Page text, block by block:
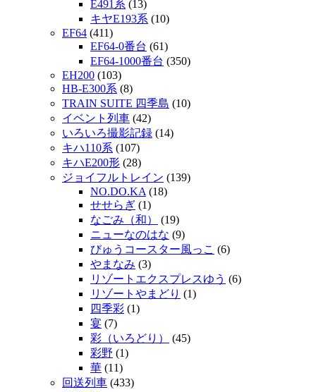
E491系 (13)
キヤE193系 (10)
EF64 (411)
EF64-0番台 (61)
EF64-1000番台 (350)
EH200 (103)
HB-E300系 (8)
TRAIN SUITE 四季島 (10)
イベント列車 (42)
いろいろ撮影記録 (14)
キハ110系 (107)
キハE200形 (28)
ジョイフルトレイン (139)
NO.DO.KA (18)
せせらぎ (1)
なごみ（和）
(19)
ニューなのはな (9)
びゅうコースター風っこ (6)
やまなみ (3)
リゾートエクスプレスゆう (6)
リゾートやまどり (1)
四季彩 (1)
宴 (7)
彩（いろどり）
(45)
彩野 (1)
華 (11)
回送列車 (433)